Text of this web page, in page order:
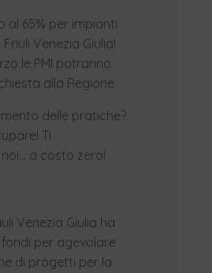
al 65% per impianti
Venezia Giulia!
le PMI potranno
alla Regione.
delle pratiche?
Ti
a costo zero!
Venezia Giulia ha
per agevolare
di progetti per la